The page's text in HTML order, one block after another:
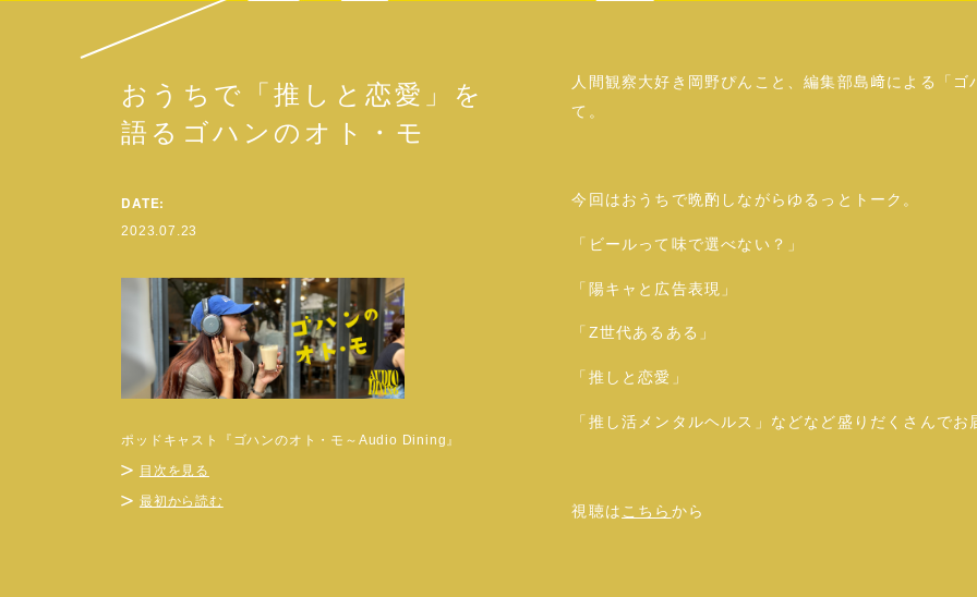
おうちで「推しと恋愛」を
語るゴハンのオト・モ
DATE:
2023.07.23
ポッドキャスト『ゴハンのオト・モ～Audio Dining』
目次を見る
最初から読む
人間観察大好き岡野ぴんこと、編集部島﨑による「
て。
今回はおうちで晩酌しながらゆるっとトーク。
「ビールって味で選べない？」
「陽キャと広告表現」
「Z世代あるある」
「推しと恋愛」
「推し活メンタルヘルス」などなど盛りだくさんでお
視聴は こちら から